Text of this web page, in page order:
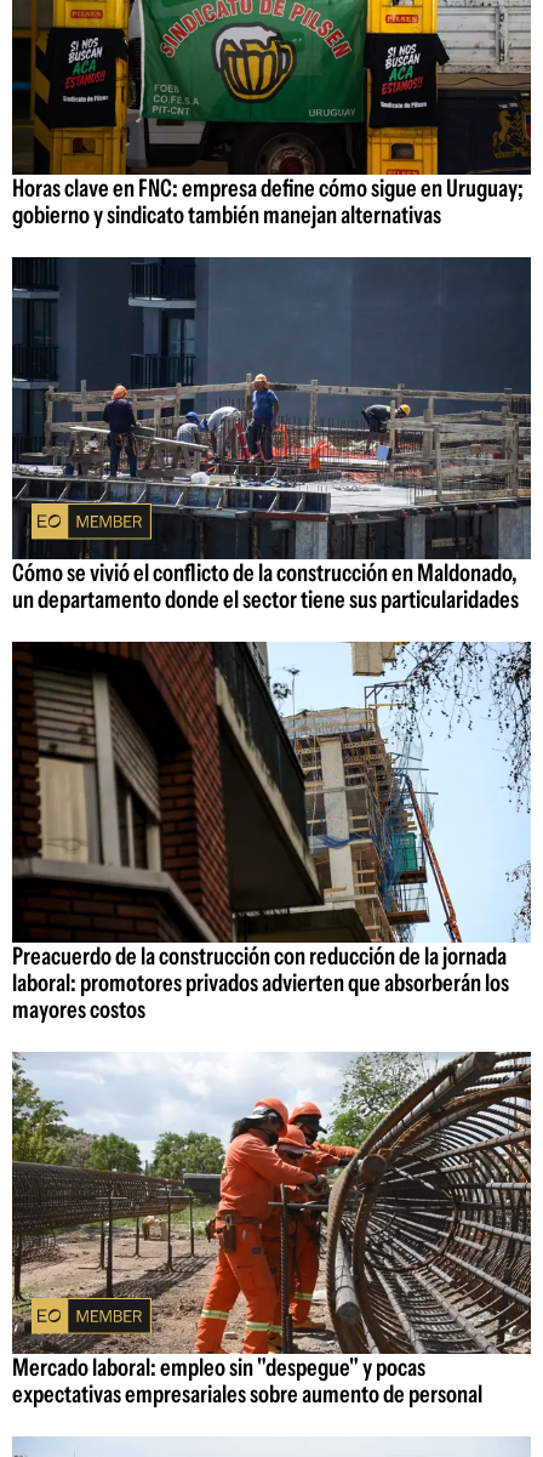
Horas clave en FNC: empresa define cómo sigue en Uruguay;
gobierno y sindicato también manejan alternativas
Cómo se vivió el conflicto de la construcción en Maldonado,
un departamento donde el sector tiene sus particularidades
Preacuerdo de la construcción con reducción de la jornada
laboral: promotores privados advierten que absorberán los
mayores costos
Mercado laboral: empleo sin "despegue" y pocas
expectativas empresariales sobre aumento de personal